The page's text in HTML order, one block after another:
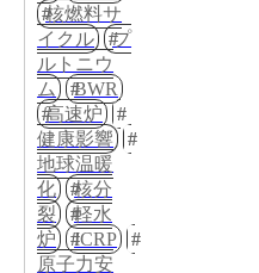
核燃料サ
イクル
プ
ルトニウ
ム
BWR
高速炉
健康影響
地球温暖
化
核分
裂
軽水
炉
ICRP
原子力安